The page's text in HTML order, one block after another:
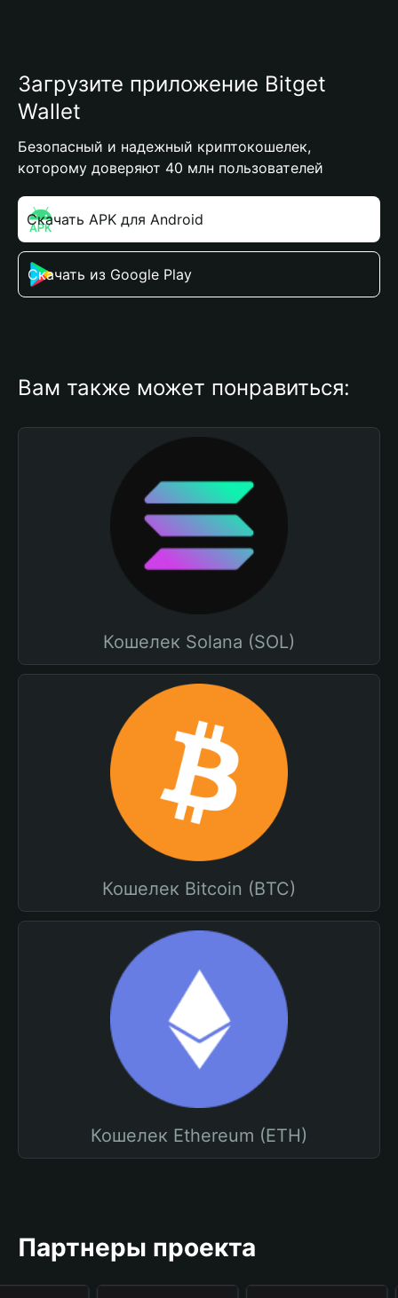
Загрузите приложение Bitget
Wallet
Безопасный и надежный криптокошелек,
которому доверяют 40 млн пользователей
Скачать APK для Android
Скачать из Google Play
Вам также может понравиться:
Кошелек Solana (SOL)
Кошелек Bitcoin (BTC)
Кошелек Ethereum (ETH)
Партнеры проекта